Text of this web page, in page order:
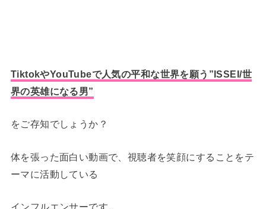
TiktokやYouTubeで人気の平和な世界を願う ”ISSEI/世
界の英雄になる男”
をご存知でしょうか？
体を張った面白い動画で、視聴者を笑顔にすることをテ
ーマに活動している
インフルエンサーです。